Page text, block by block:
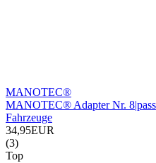
MANOTEC®
MANOTEC® Adapter Nr.
Fahrzeuge
34,95EUR
(3)
Top